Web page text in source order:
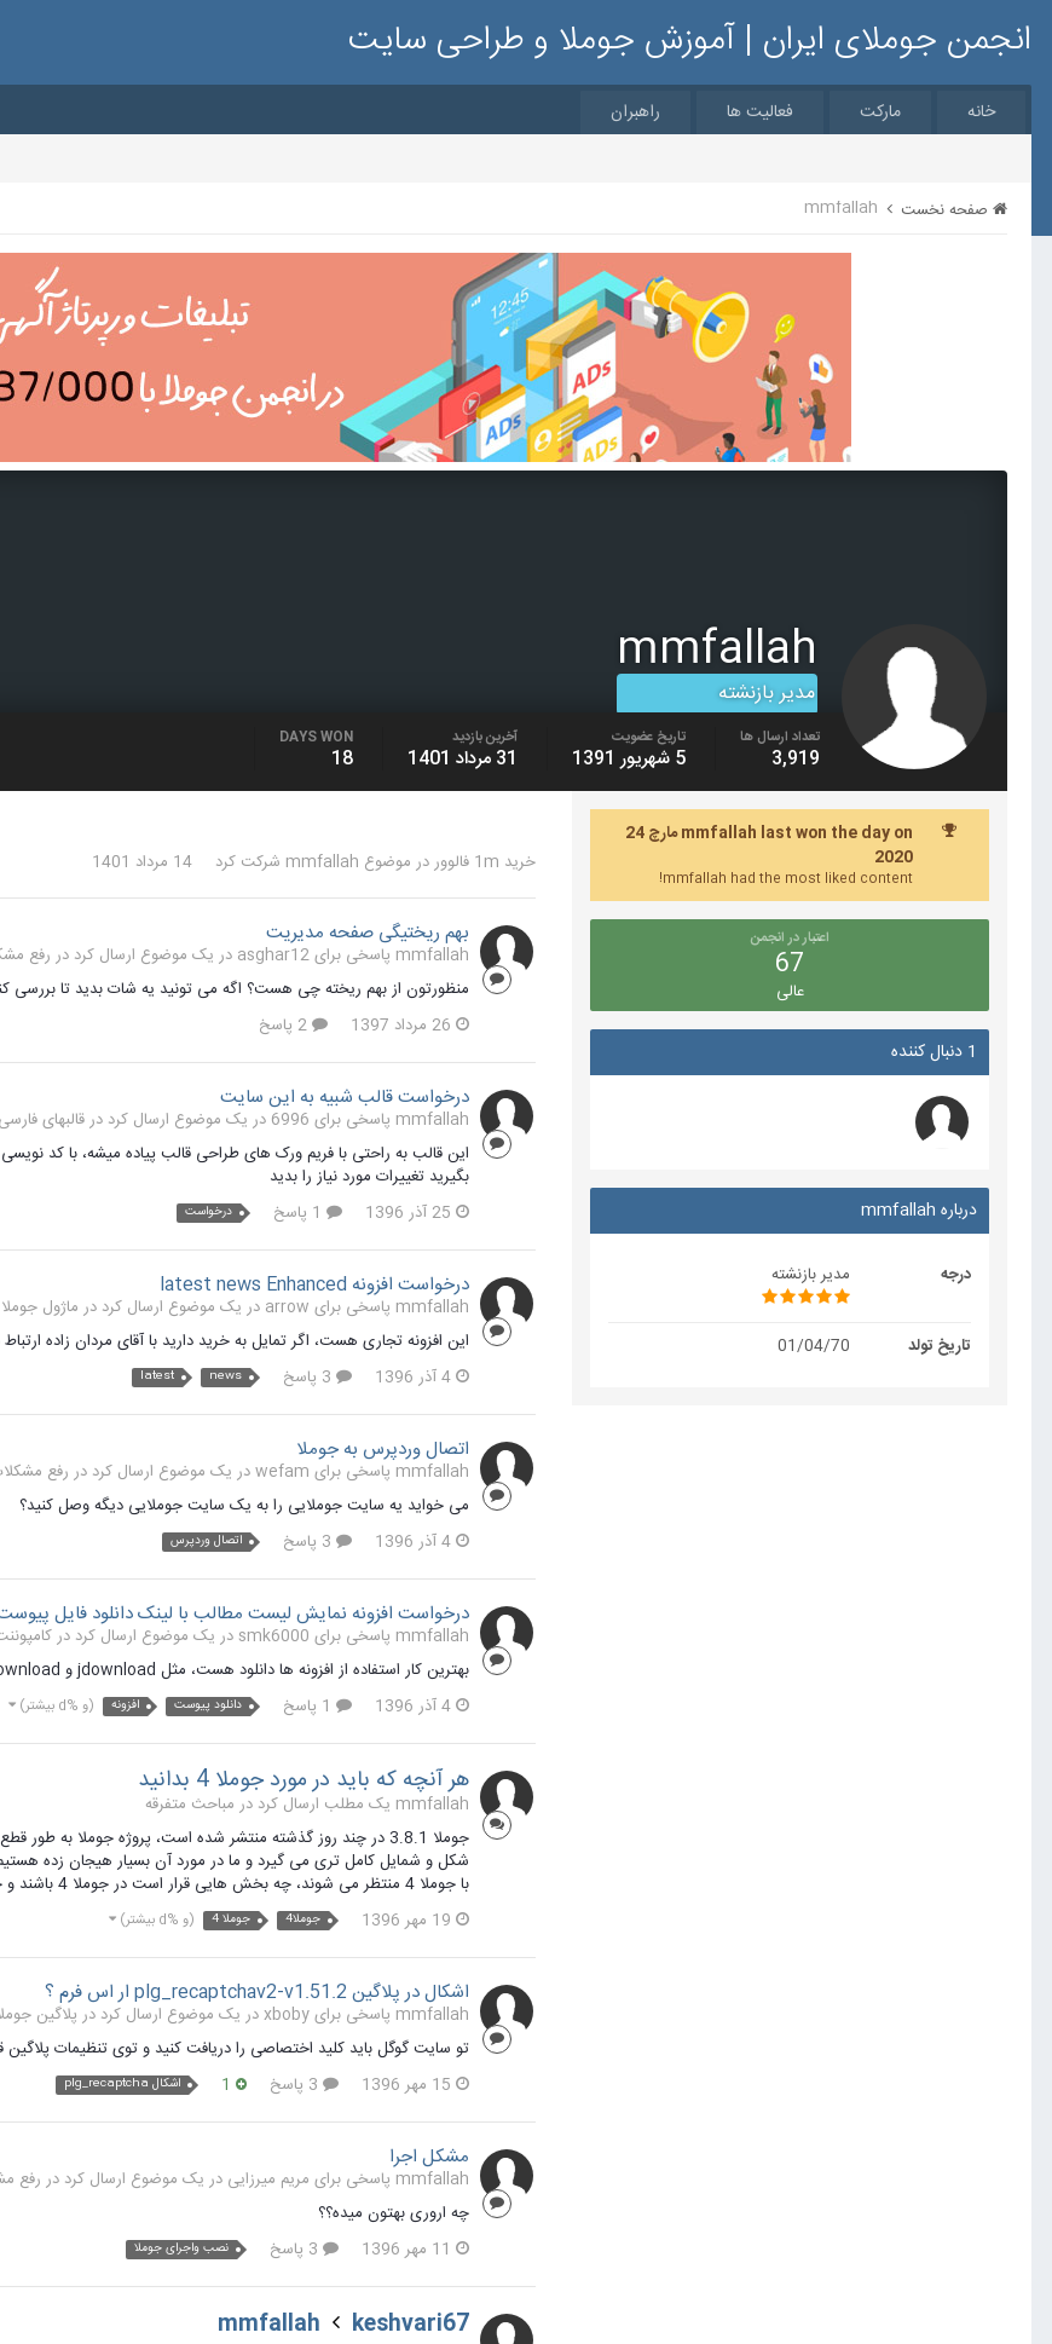
انجمن جوملای ایران | آموزش جوملا و طراحی سایت
خانه مارکت فعالیت ها راهبران
صفحه نخست mmfallah
mmfallah
مدیر بازنشته
تعداد ارسال ها
3,919
تاریخ عضویت
5 شهریور 1391
آخرین بازدید
31 مرداد 1401
DAYS WON
18
mmfallah last won the day on مارچ 24
2020
mmfallah had the most liked content!
اعتبار در انجمن
67
عالی
1 دنبال کننده
درباره mmfallah
درجه مدیر بازنشته
تاریخ تولد 01/04/70
خرید 1m فالوور در موضوع mmfallah شرکت کرد 14 مرداد 1401
بهم ریختیگی صفحه مدیریت
mmfallah پاسخی برای asghar12 در یک موضوع ارسال کرد در
رفع
منظورتون از بهم ریخته چی هست؟ اگه می تونید یه شات بدید تا بررسی
26 مرداد 1397
درخواست قالب شبیه به این سایت
mmfallah پاسخی برای 6996 در یک موضوع ارسال کرد در
قالبهای فارسی
این قالب به راحتی با فریم ورک های طراحی قالب پیاده میشه، با کد
بگیرید تغییرات مورد نیاز را بدید
25 آذر 1396
درخواست
درخواست افزونه latest news Enhanced
mmfallah پاسخی برای arrow در یک موضوع ارسال کرد در
ماژول جوملا 3 تا 3.9
این افزونه تجاری هست، اگر تمایل به خرید دارید با آقای مردان زاده
4 آذر 1396
news
latest
اتصال وردپرس به جوملا
mmfallah پاسخی برای wefam در یک موضوع ارسال کرد در
رفع مشکلات
می خواید یه سایت جوملایی را به یک سایت جوملایی دیگه وصل کنید؟
4 آذر 1396
اتصال وردپرس
درخواست افزونه نمایش لیست مطالب با لینک دانلود فایل
mmfallah پاسخی برای smk6000 در یک موضوع ارسال کرد در
کامپوننت
بهترین کار استفاده از افزونه ها دانلود هست، مثل jdownload و phocadownload و judownload
4 آذر 1396
دانلود پیوست افزونه (و %d بیشتر)
هر آنچه که باید در مورد جوملا 4 بدانید
mmfallah یک مطلب ارسال کرد در
مباحث متفرقه
با جوملا 4 منتظر می شوند، چه بخش هایی قرار است در جوملا 4 باشند و چه توقعی باید از نسخه جوملا 4 داشته باشید؟ خوب ما تلاش می کنیم در...
19 مهر 1396
جوملا4 جوملا 4 (و %d بیشتر)
اشکال در پلاگین plg_recaptchav2-v1.51.2 ار اس فرم ؟
mmfallah پاسخی برای xboby در یک موضوع ارسال کرد در
پلاگین جوملا 3 تا
تو سایت گوگل باید کلید اختصاصی را دریافت کنید و توی تنظیمات پلاگین
15 مهر 1396
اشکال plg_recaptcha
مشکل اجرا
mmfallah پاسخی برای مریم میرزایی در یک موضوع ارسال کرد در
رفع
چه اروری بهتون میده؟؟
11 مهر 1396
نصب واجرای جوملا
keshvari67
mmfallah